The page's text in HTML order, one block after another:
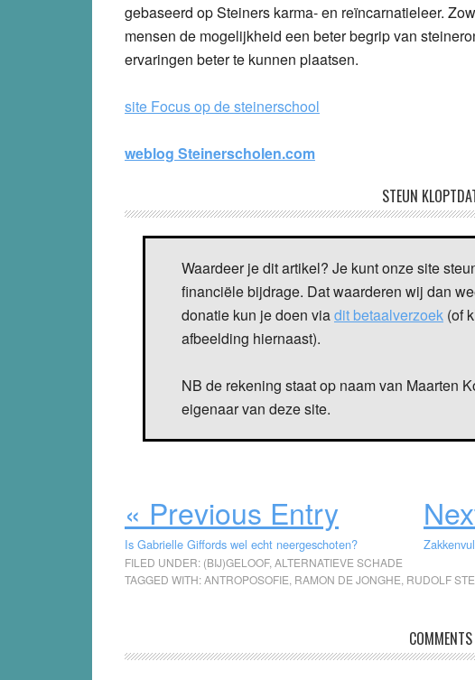
gebaseerd op Steiners karma- en reïncarnatieleer.
mensen de mogelijkheid een beter begrip van
ervaringen beter te kunnen plaatsen.
site Focus op de steinerschool
weblog Steinerscholen.com
STEUN
Waardeer je dit artikel? Je kunt onze site
financiële bijdrage. Dat waarderen wij dan
donatie kun je doen viadit betaalverzoek (of
afbeelding hiernaast).
NB de rekening staat op naam van Maarten
eigenaar van deze site.
« Previous Entry
Is Gabrielle Giffords wel echt neergeschoten?
FILED UNDER: (BIJ)GELOOF, ALTERNATIEVE SCHADE
TAGGED WITH:ANTROPOSOFIE RAMON DE JONGHE RUDOLF
Interactions
COMMENTS